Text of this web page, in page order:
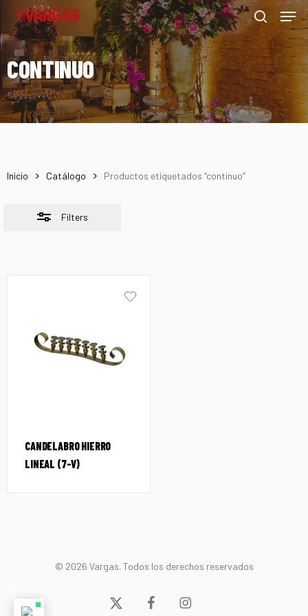
Skip
main
content
search
Menu
CONTINUO
Inicio Catálogo Productos etiquetados “continuo”
Filters
Close
Filters
CANDELABRO HIERRO
LINEAL (7-V)
© 2026 Vargas. Todos los derechos reservados
x-
facebookinstagram
Menu